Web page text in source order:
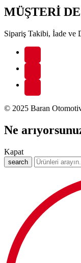
MÜŞTERİ
Sipariş Takibi, İade ve
© 2025 Baran
Ne
Kapat
search